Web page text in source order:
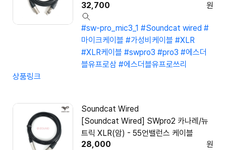
32,700
원
#sw-pro_mic3_1 #Soundcat wired #
마이크케이블 #가성비케이블 #XLR
#XLR케이블 #swpro3 #pro3 #에스더
블유프로삼 #에스더블유프로쓰리
상품링크
Soundcat Wired
[Soundcat Wired] SWpro2 카나레/뉴
트릭 XLR(암) - 55언밸런스 케이블
28,000
원